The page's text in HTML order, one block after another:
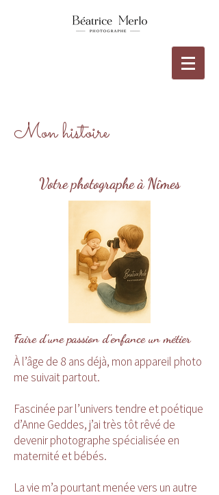
Mon histoire
Votre photographe à Nîmes
Faire d’une passion d’enfance un métier
À l’âge de 8 ans déjà, mon appareil photo
me suivait partout.
Fascinée par l’univers tendre et poétique
d’Anne Geddes, j’ai très tôt rêvé de
devenir photographe spécialisée en
maternité et bébés.
La vie m’a pourtant menée vers un autre